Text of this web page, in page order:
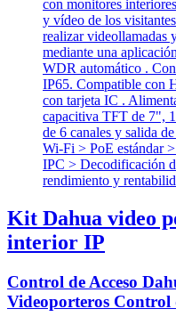
Kit Dahua video
interior IP
Control de Acceso
Videoporteros Control